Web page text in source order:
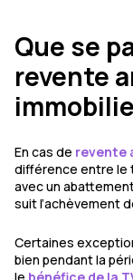
Que se
revente
En cas de revente
différence entre le
avec un
suit l’achèvement
Certaines
bien pendant la